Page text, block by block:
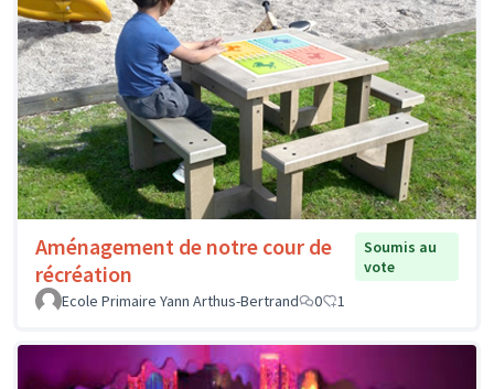
Aménagement de notre cour de
récréation
Soumis au
vote
Ecole Primaire Yann Arthus-Bertrand
0 1